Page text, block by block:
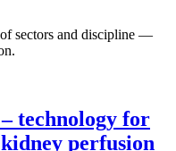
sectors and discipline —
technology for
perfusion